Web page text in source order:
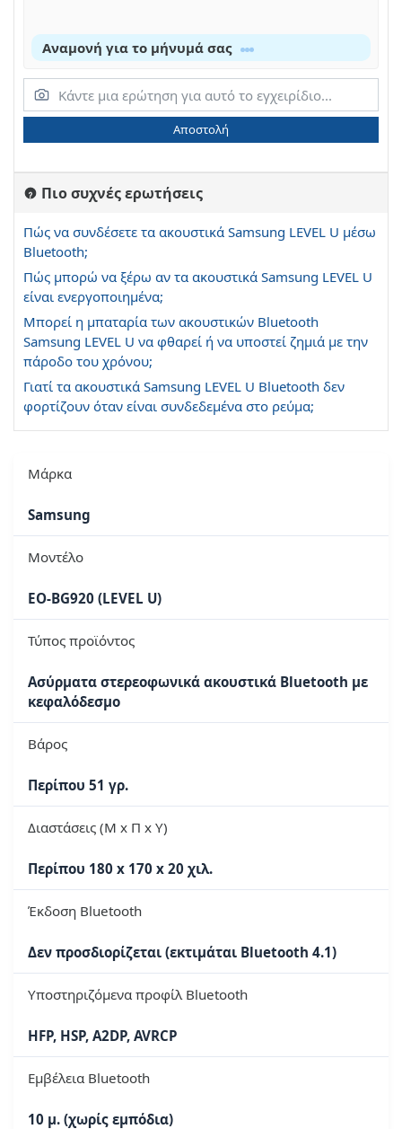
Αναμονή για το μήνυμά σας
Αποστολή
Πιο συχνές ερωτήσεις
Πώς να συνδέσετε τα ακουστικά Samsung LEVEL U μέσω
Bluetooth;
Πώς μπορώ να ξέρω αν τα ακουστικά Samsung LEVEL U
είναι ενεργοποιημένα;
Μπορεί η μπαταρία των ακουστικών Bluetooth
Samsung LEVEL U να φθαρεί ή να υποστεί ζημιά με την
πάροδο του χρόνου;
Γιατί τα ακουστικά Samsung LEVEL U Bluetooth δεν
φορτίζουν όταν είναι συνδεδεμένα στο ρεύμα;
Μάρκα
Samsung
Μοντέλο
EO-BG920 (LEVEL U)
Τύπος προϊόντος
Ασύρματα στερεοφωνικά ακουστικά Bluetooth με
κεφαλόδεσμο
Βάρος
Περίπου 51 γρ.
Διαστάσεις (Μ x Π x Υ)
Περίπου 180 x 170 x 20 χιλ.
Έκδοση Bluetooth
Δεν προσδιορίζεται (εκτιμάται Bluetooth 4.1)
Υποστηριζόμενα προφίλ Bluetooth
HFP, HSP, A2DP, AVRCP
Εμβέλεια Bluetooth
10 μ. (χωρίς εμπόδια)